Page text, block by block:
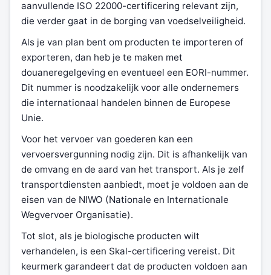
aanvullende ISO 22000-certificering relevant zijn,
die verder gaat in de borging van voedselveiligheid.
Als je van plan bent om producten te importeren of
exporteren, dan heb je te maken met
douaneregelgeving en eventueel een EORI-nummer.
Dit nummer is noodzakelijk voor alle ondernemers
die internationaal handelen binnen de Europese
Unie.
Voor het vervoer van goederen kan een
vervoersvergunning nodig zijn. Dit is afhankelijk van
de omvang en de aard van het transport. Als je zelf
transportdiensten aanbiedt, moet je voldoen aan de
eisen van de NIWO (Nationale en Internationale
Wegvervoer Organisatie).
Tot slot, als je biologische producten wilt
verhandelen, is een Skal-certificering vereist. Dit
keurmerk garandeert dat de producten voldoen aan